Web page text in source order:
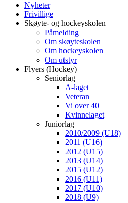
Nyheter
Frivillige
Skøyte- og hockeyskolen
Påmelding
Om skøyteskolen
Om hockeyskolen
Om utstyr
Flyers (Hockey)
Seniorlag
A-laget
Veteran
Vi over 40
Kvinnelaget
Juniorlag
2010/2009 (U18)
2011 (U16)
2012 (U15)
2013 (U14)
2015 (U12)
2016 (U11)
2017 (U10)
2018 (U9)